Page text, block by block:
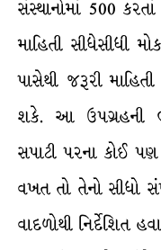
સંસ્થાનોમાં 500
માહિતી સીધેસીધી
પાસેથી જરૂરી
શકે. આ ઉપગ્રહની
સપાટી પરના કોઈ
વખત તો તેનો સીધો
વાદળોથી નિર્દેશિત